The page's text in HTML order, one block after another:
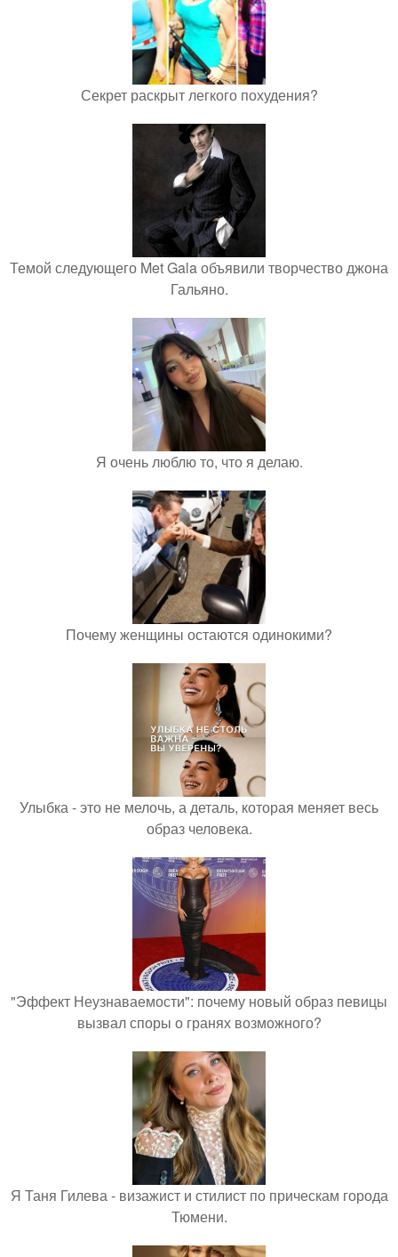
Секрет раскрыт легкого похудения?
Темой следующего Met Gala объявили творчество джона
Гальяно.
Я очень люблю то, что я делаю.
Почему женщины остаются одинокими?
Улыбка - это не мелочь, а деталь, которая меняет весь
образ человека.
"Эффект Неузнаваемости": почему новый образ певицы
вызвал споры о гранях возможного?
Я Таня Гилева - визажист и стилист по прическам города
Тюмени.